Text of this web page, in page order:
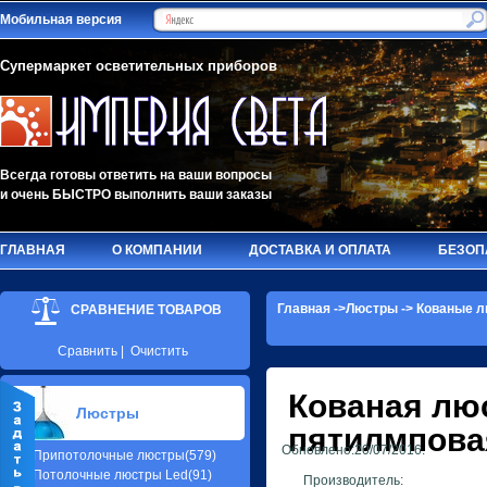
Мобильная версия
Супермаркет осветительных приборов
Всегда готовы ответить на ваши вопросы
и очень БЫСТРО выполнить ваши заказы
ГЛАВНАЯ О КОМПАНИИ ДОСТАВКА И ОПЛАТА
Главная ->Люстры -> Кованые
Кованая
Обновлено:20/07/2016.
Производитель:
СРАВНЕНИЕ ТОВАРОВ
Сравнить Очистить
Люстры
Припотолочные люстры(579)
Потолочные люстры Led(91)